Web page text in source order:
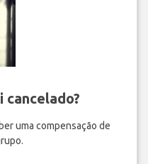
cancelado?
uma compensação de